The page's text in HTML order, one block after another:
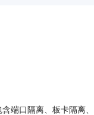
端口隔离、板卡隔离、